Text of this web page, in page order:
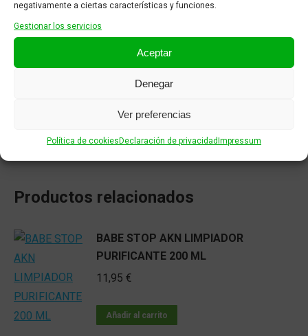
negativamente a ciertas características y funciones.
Gestionar los servicios
Aceptar
Denegar
Ver preferencias
Política de cookies Declaración de privacidad Impressum
Correo electrónico
Productos relacionados
BABE STOP AKN LIMPIADOR
PURIFICANTE 200 ML
11,95 €
Añadir al carrito